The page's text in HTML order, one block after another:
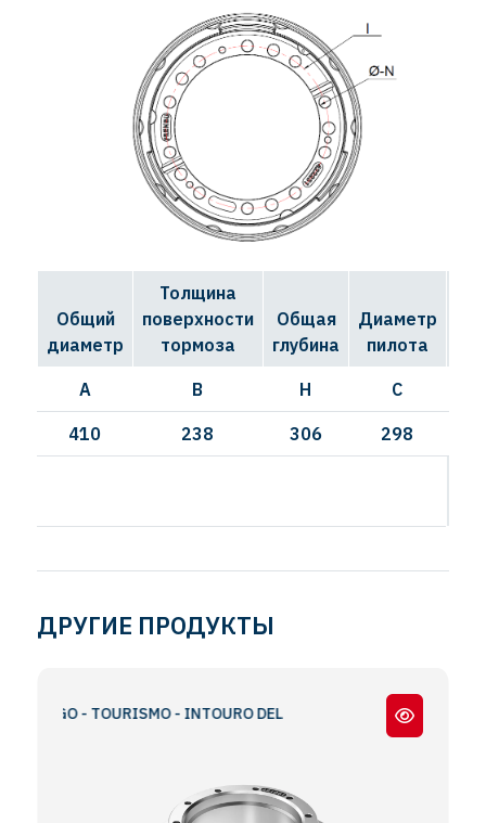
Общий
диаметр
Толщина
поверхности
тормоза
Общая
глубина
Диаметр
пилота
A B H C
410 238 306 298
ДРУГИЕ ПРОДУКТЫ
- TOURISMO - INTOURO DEL